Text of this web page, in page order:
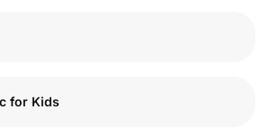
for Kids